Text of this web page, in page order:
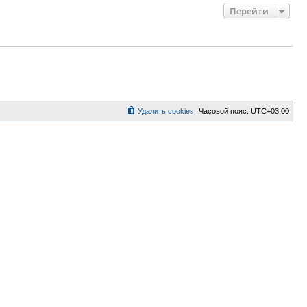
Перейти
Часовой пояс: UTC+03:00
Удалить cookies